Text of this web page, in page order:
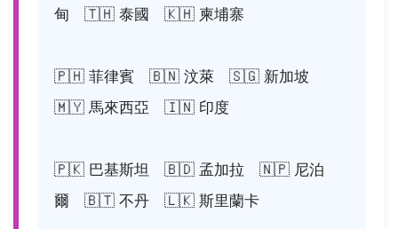
甸 🇹🇭 泰國 🇰🇭 柬埔寨
🇵🇭 菲律賓 🇧🇳 汶萊 🇸🇬 新加坡
🇲🇾 馬來西亞 🇮🇳 印度
🇵🇰 巴基斯坦 🇧🇩 孟加拉 🇳🇵 尼泊
爾 🇧🇹 不丹 🇱🇰 斯里蘭卡